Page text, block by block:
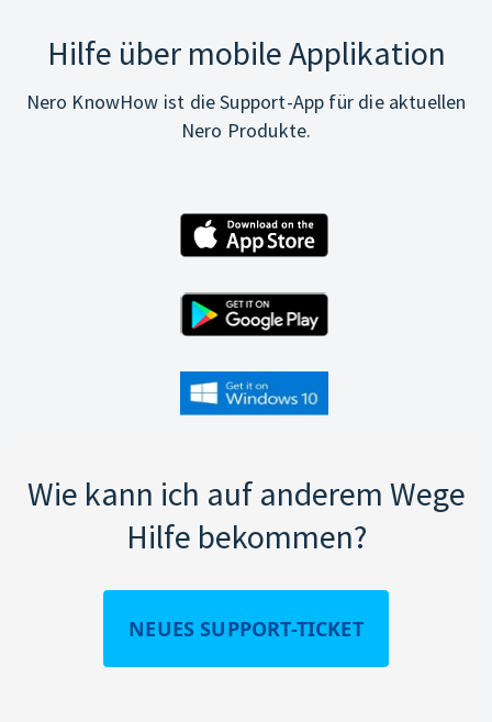
Hilfe über mobile Applikation
Nero KnowHow ist die Support-App für die aktuellen
Nero Produkte.
Wie kann ich auf anderem Wege
Hilfe bekommen?
NEUES SUPPORT-TICKET